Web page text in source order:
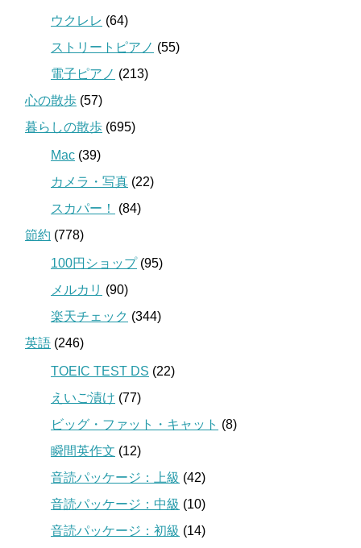
ウクレレ (64)
ストリートピアノ (55)
電子ピアノ (213)
心の散歩 (57)
暮らしの散歩 (695)
Mac (39)
カメラ・写真 (22)
スカパー！
(84)
節約 (778)
100円ショップ(95)
メルカリ (90)
楽天チェック (344)
英語 (246)
TOEIC TEST DS (22)
えいご漬け (77)
ビッグ・ファット・キャット (8)
瞬間英作文 (12)
音読パッケージ：上級 (42)
音読パッケージ：中級 (10)
音読パッケージ：初級 (14)